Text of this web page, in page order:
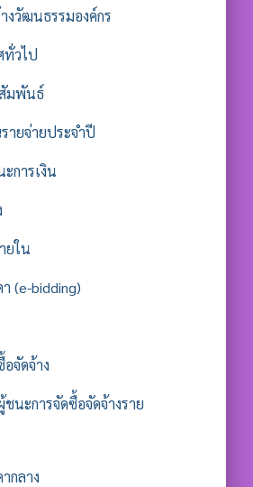
งวัฒนธรรมองค์กร
ทั่วไป
มพันธ์
ายจ่ายประจำปี
การเงิน
ยใน
(e-bidding)
จัดจ้าง
นะการจัดซื้อจัดจ้างราย
กลาง